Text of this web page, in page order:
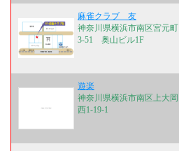
麻雀クラブ 友
神奈川県横浜市南区宮元町
3-51 奥山ビル1F
遊楽
神奈川県横浜市南区上大岡
西1-19-1